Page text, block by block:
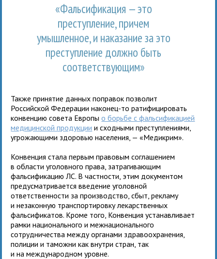
«Фальсификация — это
преступление, причем
умышленное, и наказание за это
преступление должно быть
соответствующим»
Также принятие данных поправок позволит
Российской Федерации наконец-то ратифицировать
конвенцию совета Европыо борьбе с фальсификацией
медицинской продукции и сходными преступлениями,
угрожающими здоровью населения, — «Медикрим».
Конвенция стала первым правовым соглашением
в области уголовного права, затрагивающим
фальсификацию ЛС. В частности, этим документом
предусматривается введение уголовной
ответственности за производство, сбыт, рекламу
и незаконную транспортировку лекарственных
фальсификатов. Кроме того, Конвенция устанавливает
рамки национального и межнационального
сотрудничества между органами здравоохранения,
полиции и таможни как внутри стран, так
и на международном уровне.